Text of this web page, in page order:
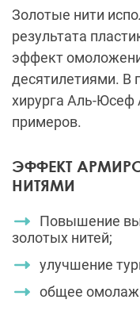
Золотые нити
результата
эффект
десятилетиями. В
хирурга Аль-
примеров.
ЭФФЕКТ
НИТЯМИ
Повышение
золотых нитей;
улучшение
общее